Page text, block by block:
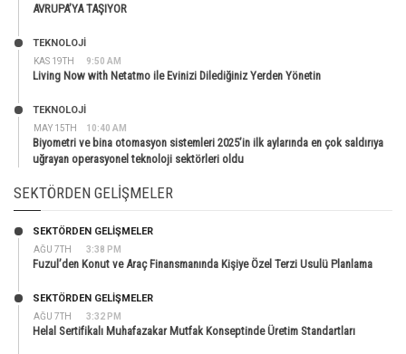
AVRUPA’YA TAŞIYOR
KAS 19TH 9:50 AM
TEKNOLOJİ
Living Now with Netatmo ile Evinizi Dilediğiniz Yerden Yönetin
MAY 15TH 10:40 AM
TEKNOLOJİ
Biyometri ve bina otomasyon sistemleri 2025’in ilk aylarında en çok saldırıya
uğrayan operasyonel teknoloji sektörleri oldu
SEKTÖRDEN GELIŞMELER
AĞU 7TH 3:38 PM
SEKTÖRDEN GELIŞMELER
Fuzul’den Konut ve Araç Finansmanında Kişiye Özel Terzi Usulü Planlama
AĞU 7TH 3:32 PM
SEKTÖRDEN GELIŞMELER
Helal Sertifikalı Muhafazakar Mutfak Konseptinde Üretim Standartları